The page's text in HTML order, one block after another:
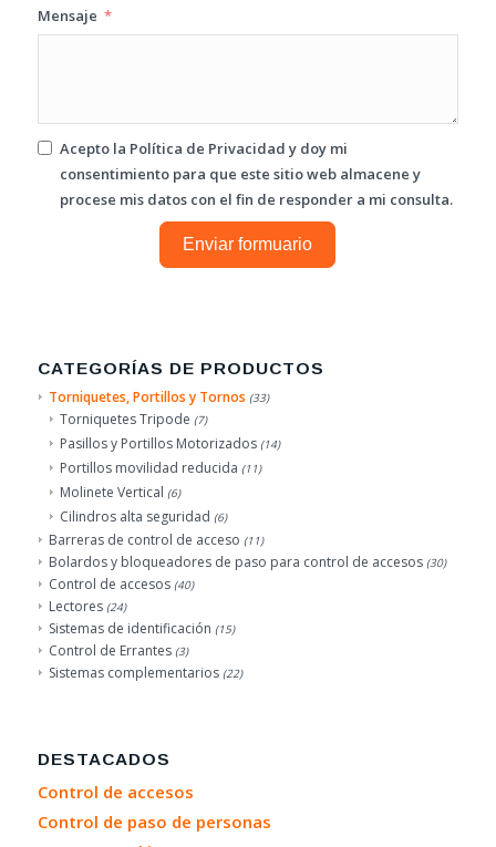
Mensaje
Acepto la Política de Privacidad y doy mi
consentimiento para que este sitio web almacene y
procese mis datos con el fin de responder a mi consulta.
Enviar formuario
CATEGORÍAS DE PRODUCTOS
Torniquetes, Portillos y Tornos (33)
Torniquetes Tripode (7)
Pasillos y Portillos Motorizados (14)
Portillos movilidad reducida (11)
Molinete Vertical (6)
Cilindros alta seguridad (6)
Barreras de control de acceso (11)
Bolardos y bloqueadores de paso para control de accesos (30)
Control de accesos (40)
Lectores (24)
Sistemas de identificación (15)
Control de Errantes (3)
Sistemas complementarios (22)
DESTACADOS
Control de accesos
Control de paso de personas